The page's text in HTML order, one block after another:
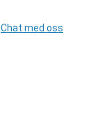
Chat med oss